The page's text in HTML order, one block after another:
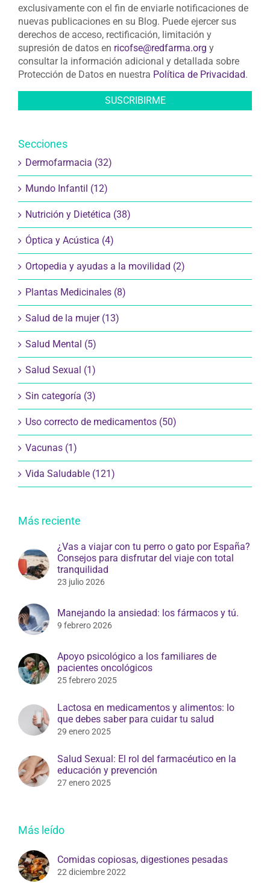
exclusivamente con el fin de enviarle notificaciones de
nuevas publicaciones en su Blog. Puede ejercer sus
derechos de acceso, rectificación, limitación y
supresión de datos en ricofse@redfarma.org y
consultar la información adicional y detallada sobre
Protección de Datos en nuestra Política de Privacidad.
Secciones
Dermofarmacia (32)
Mundo Infantil (12)
Nutrición y Dietética (38)
Óptica y Acústica (4)
Ortopedia y ayudas a la movilidad (2)
Plantas Medicinales (8)
Salud de la mujer (13)
Salud Mental (5)
Salud Sexual (1)
Sin categoría (3)
Uso correcto de medicamentos (50)
Vacunas (1)
Vida Saludable (121)
Más reciente
¿Vas a viajar con tu perro o gato por España?
Consejos para disfrutar del viaje con total
tranquilidad
23 julio 2026
Manejando la ansiedad: los fármacos y tú.
9 febrero 2026
Apoyo psicológico a los familiares de
pacientes oncológicos
25 febrero 2025
Lactosa en medicamentos y alimentos: lo
que debes saber para cuidar tu salud
29 enero 2025
Salud Sexual: El rol del farmacéutico en la
educación y prevención
27 enero 2025
Más leído
Comidas copiosas, digestiones pesadas
22 diciembre 2022